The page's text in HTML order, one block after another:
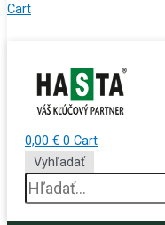
Cart
0,00 € 0 Cart
Vyhľadať